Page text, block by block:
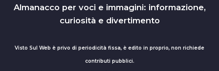
Almanacco per voci e immagini: informazione,
curiosità e divertimento
Visto Sul Web è privo di periodicità fissa, è edito in proprio, non richiede
contributi pubblici.